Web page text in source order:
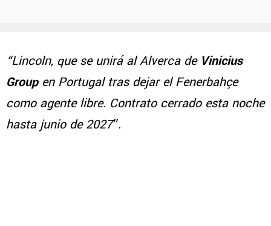
“Lincoln, que se unirá al Alverca de Vinicius
Groupen Portugal tras dejar el Fenerbahçe
como agente libre. Contrato cerrado esta noche
hasta junio de 2027″.